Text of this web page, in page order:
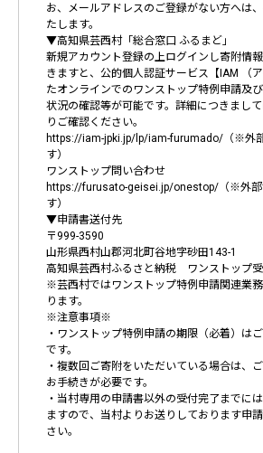
お、メールアドレスのご登録がない方へは
たします。
▼高知県芸西村「総合窓口 ふるまど」
新規アカウント登録の上ログインし寄附情
きますと、公的個人認証サービス【IAM （
たオンラインでのワンストップ特例申請及
状況の確認等が可能です。詳細につきまし
りご確認ください。
https://iam-jpki.jp/lp/iam-furumado/（※外
す）
ワンストップ問い合わせ
https://furusato-geisei.jp/onestop/（※外部
す）
▼申請書送付先
〒999-3590
山形県西村山郡河北町谷地字砂田143-1
高知県芸西村ふるさと納税 ワンストップ
※芸西村ではワンストップ特例申請関連業
ります。
※注意事項※
・ワンストップ特例申請の期限（必着）は
です。
・複数回ご寄附をいただいている場合は、
お手続きが必要です。
・当村専用の申請書以外の受付完了までに
ますので、当村よりお送りしております申
さい。